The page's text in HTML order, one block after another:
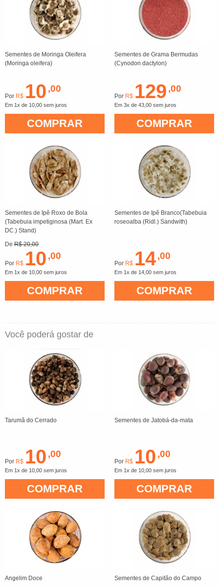
Sementes de Moringa Oleifera
(Moringa oleifera)
Por R$ 10 ,00
Em 1x de 10,00 sem juros
COMPRAR
Sementes de Grama Bermudas
(Cynodon dactylon)
Por R$ 129 ,00
Em 3x de 43,00 sem juros
COMPRAR
Sementes de Ipê Roxo de Bola
(Tabebuia impetiginosa (Mart. Ex
DC.) Stand)
De R$ 20,00
Por R$ 10 ,00
Em 1x de 10,00 sem juros
COMPRAR
Sementes de Ipê Branco(Tabebuia
roseoalba (Ridl.) Sandwith)
Por R$ 14,00
Em 1x de 14,00 sem juros
COMPRAR
Você poderá gostar de
Tarumã do Cerrado
Por R$ 10 ,00
Em 1x de 10,00 sem juros
COMPRAR
Sementes de Jatobá-da-mata
Por R$ 10 ,00
Em 1x de 10,00 sem juros
COMPRAR
Angelim Doce Sementes de Capitão do Campo